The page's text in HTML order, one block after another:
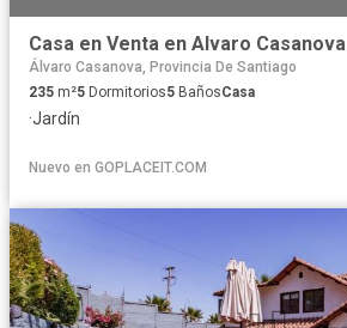
Casa en Venta en Alvaro Casanova
Álvaro Casanova, Provincia De Santiago
235 m²5 Dormitorios5 BañosCasa
·Jardín
Nuevo en GOPLACEIT.COM